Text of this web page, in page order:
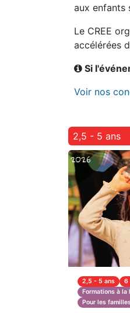
aux enfants
Le CREE
accélérées
Si
Voir nos
2,5 - 5 ans
2,5 - 5 ans
6
Formations à la
Pour les